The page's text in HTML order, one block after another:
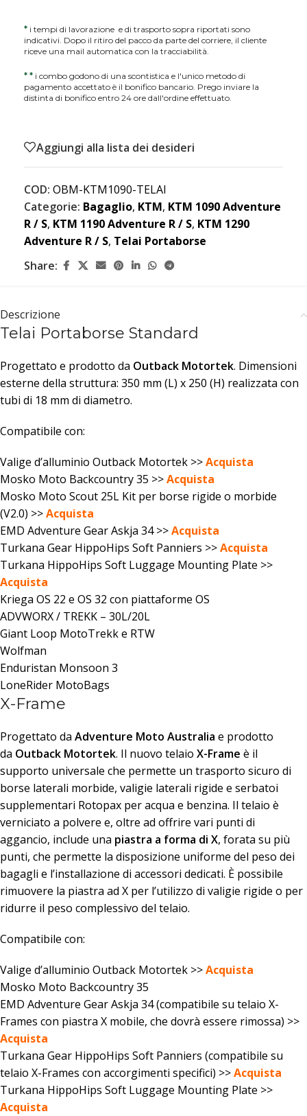
* i tempi di lavorazione e di trasporto sopra riportati sono
indicativi. Dopo il ritiro del pacco da parte del corriere, il cliente
riceve una mail automatica con la tracciabilità.
* * i combo godono di una scontistica e l'unico metodo di
pagamento accettato è il bonifico bancario. Prego inviare la
distinta di bonifico entro 24 ore dall'ordine effettuato.
Aggiungi alla lista dei desideri
COD: OBM-KTM1090-TELAI
Categorie: Bagaglio, KTM, KTM 1090 Adventure
R / S, KTM 1190 Adventure R / S, KTM 1290
Adventure R / S, Telai Portaborse
Share:
Descrizione
Telai Portaborse Standard
Progettato e prodotto da Outback Motortek. Dimensioni
esterne della struttura: 350 mm (L) x 250 (H) realizzata con
tubi di 18 mm di diametro.
Compatibile con:
Valige d’alluminio Outback Motortek >>Acquista
Mosko Moto Backcountry 35 >>Acquista
Mosko Moto Scout 25L Kit per borse rigide o morbide
(V2.0) >>Acquista
EMD Adventure Gear Askja 34 >>Acquista
Turkana Gear HippoHips Soft Panniers >>Acquista
Turkana HippoHips Soft Luggage Mounting Plate >>
Acquista
Kriega OS 22 e OS 32 con piattaforme OS
ADVWORX / TREKK – 30L/20L
Giant Loop MotoTrekk e RTW
Wolfman
Enduristan Monsoon 3
LoneRider MotoBags
X-Frame
Progettato da Adventure Moto Australia e prodotto
da Outback Motortek. Il nuovo telaio X-Frame è il
supporto universale che permette un trasporto sicuro di
borse laterali morbide, valigie laterali rigide e serbatoi
supplementari Rotopax per acqua e benzina. Il telaio è
verniciato a polvere e, oltre ad offrire vari punti di
aggancio, include una piastra a forma di X, forata su più
punti, che permette la disposizione uniforme del peso dei
bagagli e l’installazione di accessori dedicati. È possibile
rimuovere la piastra ad X per l’utilizzo di valigie rigide o per
ridurre il peso complessivo del telaio.
Compatibile con:
Valige d’alluminio Outback Motortek >>Acquista
Mosko Moto Backcountry 35
EMD Adventure Gear Askja 34 (compatibile su telaio X-
Frames con piastra X mobile, che dovrà essere rimossa) >>
Acquista
Turkana Gear HippoHips Soft Panniers (compatibile su
telaio X-Frames con accorgimenti specifici) >>Acquista
Turkana HippoHips Soft Luggage Mounting Plate >>
Acquista